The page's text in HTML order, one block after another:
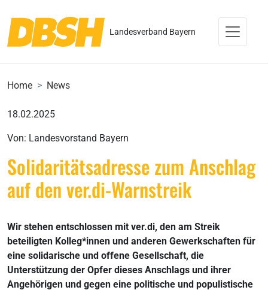
Landesverband Bayern
Home News
18.02.2025
Von: Landesvorstand Bayern
Solidaritätsadresse zum Anschlag
auf den ver.di-Warnstreik
Wir stehen entschlossen mit ver.di, den am Streik
beteiligten Kolleg*innen und anderen Gewerkschaften für
eine solidarische und offene Gesellschaft, die
Unterstützung der Opfer dieses Anschlags und ihrer
Angehörigen und gegen eine politische und populistische